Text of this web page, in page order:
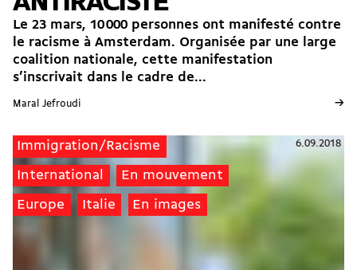
Le 23 mars, 10 000 personnes ont manifesté contre
le racisme à Amsterdam. Organisée par une large
coalition nationale, cette manifestation
s’inscrivait dans le cadre de...
Maral Jefroudi →
Immigration/Racisme
International En mouvement
Europe Italie En images
6.09.2018